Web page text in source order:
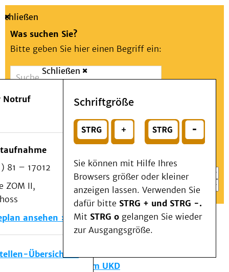
Suche
Schließen
Was suchen Sie?
Bitte geben Sie hier einen Begriff ein:
Suchen
oder
Wählen Sie ein Thema für Ihren Schnelleinstieg
Notfall
Schließen
Notruf
81 – 17012
ZOM II,
ansehen
Übersicht
Schriftgröße
Sie können mit Hilfe Ihres
Browsers größer oder kleiner
anzeigen lassen. Verwenden Sie
dafür bitte STRG + und STRG -.
Mit STRG o gelangen Sie wieder
zur Ausgangsgröße.
Menü
Patienten & Besucher
Kliniken/Institute/Zentren
Als Patient am UKD
Beratung und Unterstützung
Veranstaltungen
Kommunikation im Medizinwesen (KIM)
Notfall
Forschung & Lehre
Die Institute des UKD
Forschung am UKD